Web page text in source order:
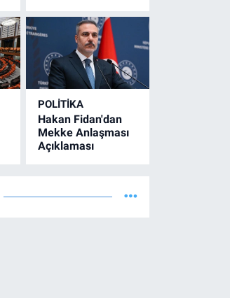
POLİTİKA
Hakan Fidan'dan
Mekke Anlaşması
Açıklaması